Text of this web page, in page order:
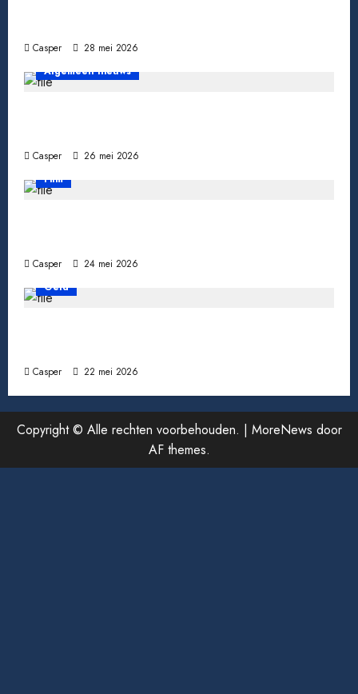
Casper
28 mei 2026
Algemeen nieuws
Casper
26 mei 2026
Film
Casper
24 mei 2026
Geld
Casper 22 mei 2026
Copyright © Alle rechten voorbehouden. | MoreNews door
AF themes.